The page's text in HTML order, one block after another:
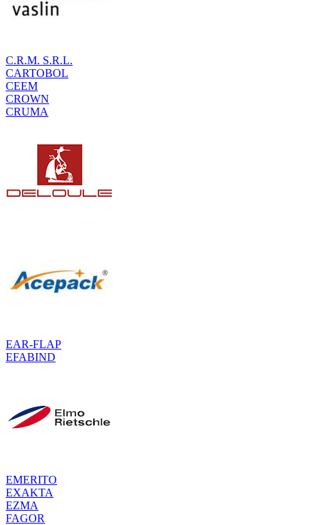
C.R.M. S.R.L.
CARTOBOL
CEEM
CROWN
CRUMA
EAR-FLAP
EFABIND
EMERITO
EXAKTA
EZMA
FAGOR